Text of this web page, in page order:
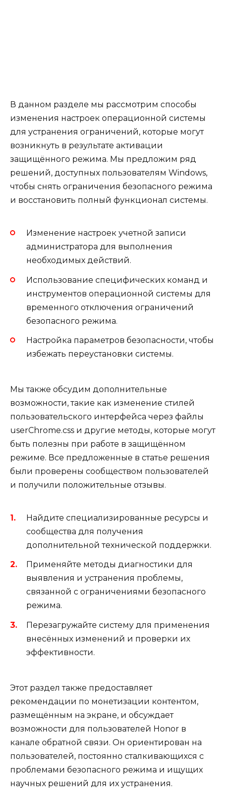
В данном разделе мы рассмотрим способы
изменения настроек операционной системы
для устранения ограничений, которые могут
возникнуть в результате активации
защищённого режима. Мы предложим ряд
решений, доступных пользователям Windows,
чтобы снять ограничения безопасного режима
и восстановить полный функционал системы.
Изменение настроек учетной записи
администратора для выполнения
необходимых действий.
Использование специфических команд и
инструментов операционной системы для
временного отключения ограничений
безопасного режима.
Настройка параметров безопасности, чтобы
избежать переустановки системы.
Мы также обсудим дополнительные
возможности, такие как изменение стилей
пользовательского интерфейса через файлы
userChrome.css и другие методы, которые могут
быть полезны при работе в защищённом
режиме. Все предложенные в статье решения
были проверены сообществом пользователей
и получили положительные отзывы.
Найдите специализированные ресурсы и
сообщества для получения
дополнительной технической поддержки.
Применяйте методы диагностики для
выявления и устранения проблемы,
связанной с ограничениями безопасного
режима.
Перезагружайте систему для применения
внесённых изменений и проверки их
эффективности.
Этот раздел также предоставляет
рекомендации по монетизации контентом,
размещённым на экране, и обсуждает
возможности для пользователей Honor в
канале обратной связи. Он ориентирован на
пользователей, постоянно сталкивающихся с
проблемами безопасного режима и ищущих
научных решений для их устранения.